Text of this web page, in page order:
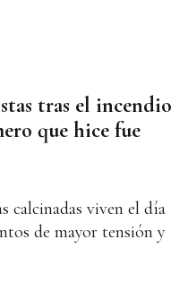
tras el incendio
que hice fue
calcinadas viven el día
de mayor tensión y